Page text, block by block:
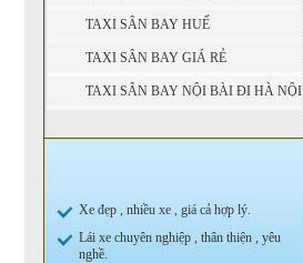
TAXI SÂN BAY HUẾ
TAXI SÂN BAY GIÁ RẺ
TAXI SÂN BAY NỘI BÀI ĐI HÀ NỘI
Xe đẹp , nhiều xe , giá cả hợp lý.
Lái xe chuyên nghiệp , thân thiện , yêu
nghề.